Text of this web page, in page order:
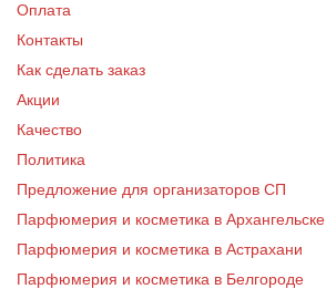
Оплата
Контакты
Как сделать заказ
Акции
Качество
Политика
Предложение для организаторов СП
Парфюмерия и косметика в Архангельске
Парфюмерия и косметика в Астрахани
Парфюмерия и косметика в Белгороде